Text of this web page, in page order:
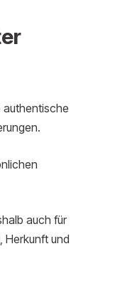
authentische
auch für
Herkunft und